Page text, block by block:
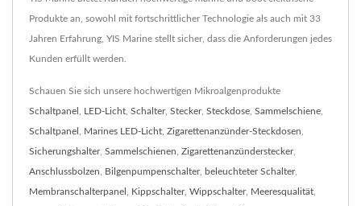
Produkte an, sowohl mit fortschrittlicher Technologie als auch mit 33
Jahren Erfahrung, YIS Marine stellt sicher, dass die Anforderungen jedes
Kunden erfüllt werden.
Schauen Sie sich unsere hochwertigen Mikroalgenprodukte
Schaltpanel LED-Licht Schalter, Stecker, Steckdose Sammelschiene
Schaltpanel Marines LED-Licht Zigarettenanzünder-Steckdosen
Sicherungshalter, Sammelschienen Zigarettenanzünderstecker,
Anschlussbolzen Bilgenpumpenschalter, beleuchteter Schalter,
Membranschalterpanel Kippschalter, Wippschalter, Meeresqualität